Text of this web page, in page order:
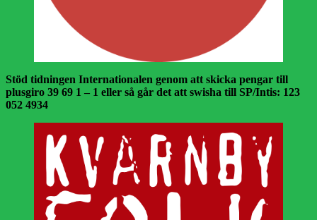
Stöd tidningen Internationalen genom att skicka pengar till
plusgiro 39 69 1 – 1 eller så går det att swisha till SP/Intis: 123
052 4934